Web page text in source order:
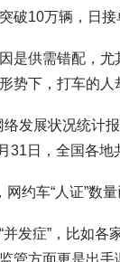
破10万辆，日接
是供需错配，
势下，打车的人
发展状况统计
31日，全国各地
约车“人证”数
发症”，比如各
管方面更是出手